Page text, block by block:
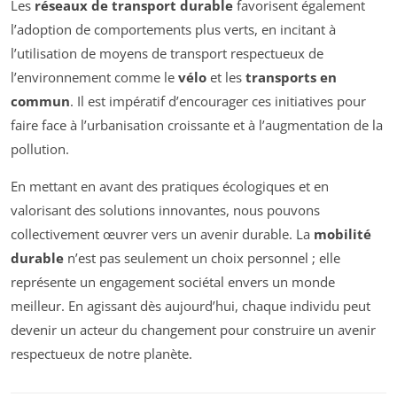
Les réseaux de transport durable favorisent également
l’adoption de comportements plus verts, en incitant à
l’utilisation de moyens de transport respectueux de
l’environnement comme le vélo et les transports en
commun. Il est impératif d’encourager ces initiatives pour
faire face à l’urbanisation croissante et à l’augmentation de la
pollution.
En mettant en avant des pratiques écologiques et en
valorisant des solutions innovantes, nous pouvons
collectivement œuvrer vers un avenir durable. La mobilité
durable n’est pas seulement un choix personnel ; elle
représente un engagement sociétal envers un monde
meilleur. En agissant dès aujourd’hui, chaque individu peut
devenir un acteur du changement pour construire un avenir
respectueux de notre planète.